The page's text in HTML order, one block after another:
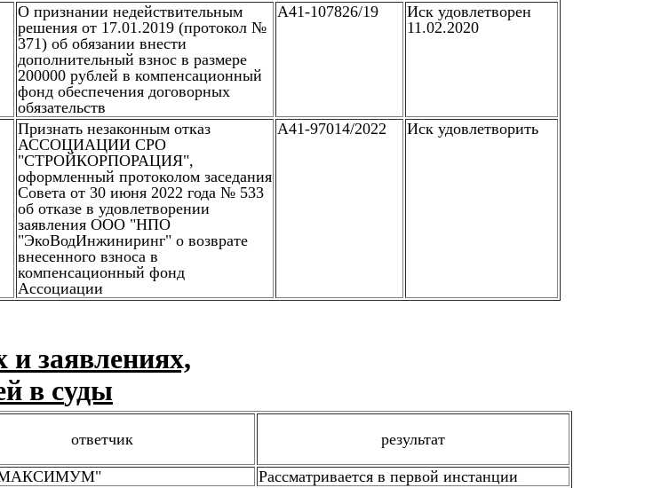
О признании недействительным
решения от 17.01.2019 (протокол №
371) об обязании внести
дополнительный взнос в размере
200000 рублей в компенсационный
фонд обеспечения договорных
обязательств
А41-107826/19
Иск удовлетворен
11.02.2020
Признать незаконным отказ
АССОЦИАЦИИ СРО
"СТРОЙКОРПОРАЦИЯ",
оформленный протоколом заседания
Совета от 30 июня 2022 года № 533
об отказе в удовлетворении
заявления ООО "НПО
"ЭкоВодИнжиниринг" о возврате
внесенного взноса в
компенсационный фонд
Ассоциации
А41-97014/2022 Иск удовлетворить
заявлениях,
в суды
ответчик результат
Рассматривается в первой инстанции